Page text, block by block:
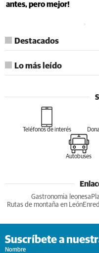
antes, pero mejor!
Destacados
Lo más leído
Teléfonos de interés
Autobuses
Gastronomia leonesa
Rutas de montaña en León
Suscríbete a
Nombre